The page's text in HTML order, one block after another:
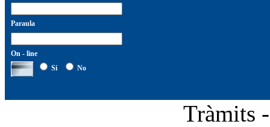
Paraula
On - line
Si
No
Tràmits